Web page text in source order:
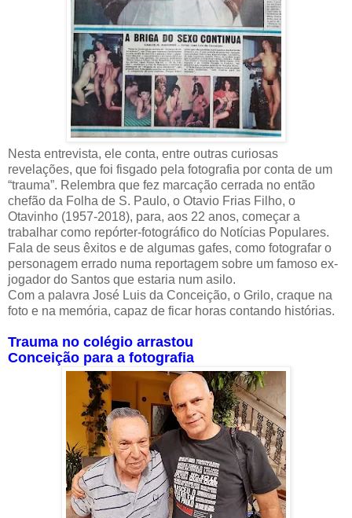
Nesta entrevista, ele conta, entre outras curiosas
revelações, que foi fisgado pela fotografia por conta de um
“trauma”. Relembra que fez marcação cerrada no então
chefão da Folha de S. Paulo, o Otavio Frias Filho, o
Otavinho (1957-2018), para, aos 22 anos, começar a
trabalhar como repórter-fotográfico do Notícias Populares.
Fala de seus êxitos e de algumas gafes, como fotografar o
personagem errado numa reportagem sobre um famoso ex-
jogador do Santos que estaria num asilo.
Com a palavra José Luis da Conceição, o Grilo, craque na
foto e na memória, capaz de ficar horas contando histórias.
Trauma no colégio arrastou
Conceição para a fotografia